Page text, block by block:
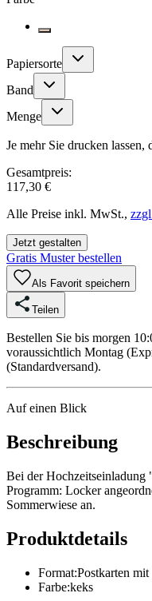
Papiersorte
Band
Menge
Je mehr Sie drucken
Gesamtpreis:
117,30 €
Alle Preise inkl. MwSt.,
Jetzt gestalten
Gratis Muster bestellen
Als Favorit speichern
Teilen
Bestellen Sie bis morgen
voraussichtlich Montag
(Standardversand).
Auf einen Blick
Beschreibung
Bei der
Programm: Locker
Sommerwiese an.
Produktdetails
Format:Postkarten
Farbe:keks